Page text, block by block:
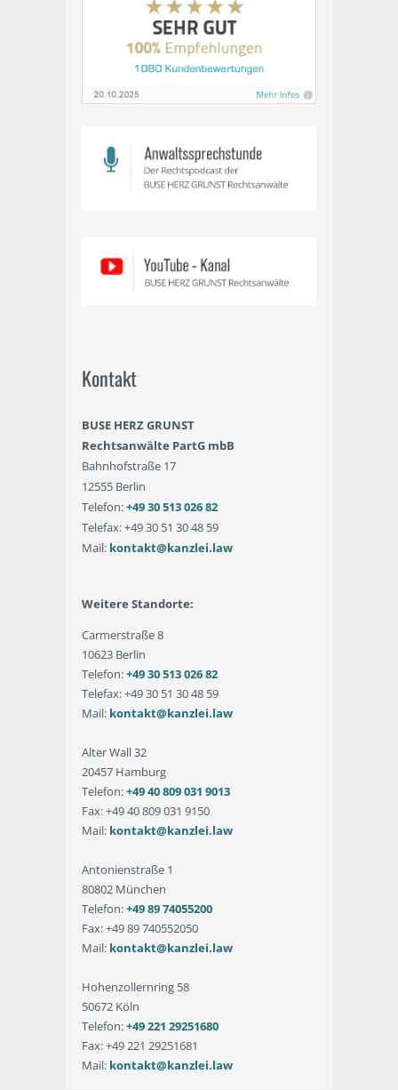
Kontakt
BUSE HERZ GRUNST
Rechtsanwälte PartG mbB
Bahnhofstraße 17
12555 Berlin
Telefon:+49 30 513 026 82
Telefax: +49 30 51 30 48 59
Mail: kontakt@kanzlei.law
Weitere Standorte:
Carmerstraße 8
10623 Berlin
Telefon:+49 30 513 026 82
Telefax: +49 30 51 30 48 59
Mail: kontakt@kanzlei.law
Alter Wall 32
20457 Hamburg
Telefon:+49 40 809 031 9013
Fax: +49 40 809 031 9150
Mail: kontakt@kanzlei.law
Antonienstraße 1
80802 München
Telefon:+49 89 74055200
Fax: +49 89 740552050
Mail: kontakt@kanzlei.law
Hohenzollernring 58
50672 Köln
Telefon:+49 221 29251680
Fax: +49 221 29251681
Mail: kontakt@kanzlei.law